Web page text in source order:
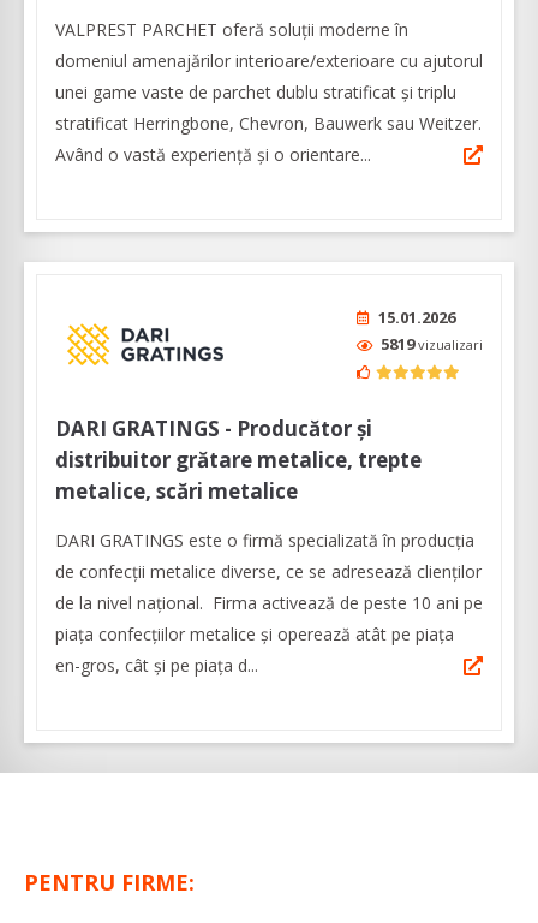
VALPREST PARCHET oferă soluții moderne în
domeniul amenajărilor interioare/exterioare cu ajutorul
unei game vaste de parchet dublu stratificat și triplu
stratificat Herringbone, Chevron, Bauwerk sau Weitzer.
Având o vastă experienţă şi o orientare...
15.01.2026
5819vizualizari
DARI GRATINGS - Producător și
distribuitor grătare metalice, trepte
metalice, scări metalice
DARI GRATINGS este o firmă specializată în producția
de confecții metalice diverse, ce se adresează clienților
de la nivel național. Firma activează de peste 10 ani pe
piața confecțiilor metalice și operează atât pe piața
en-gros, cât și pe piața d...
PENTRU FIRME: